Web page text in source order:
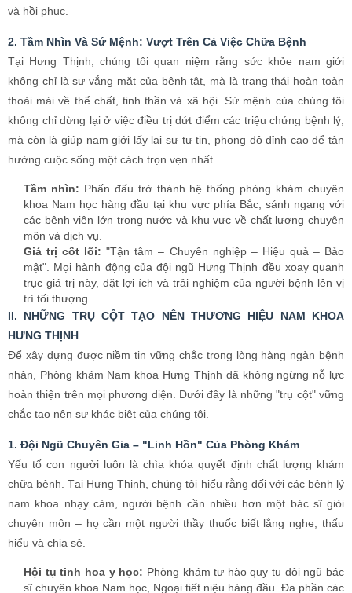
khoa Nam học hàng đầu tại khu vực phía Bắc, sánh ngang với
môn và dịch vụ.
Giá trị cốt lõi:"Tận tâm – Chuyên nghiệp – Hiệu quả – Bảo
mật". Mọi hành động của đội ngũ Hưng Thịnh đều xoay quanh
trí tối thượng.
II. NHỮNG TRỤ CỘT TẠO NÊN THƯƠNG HIỆU NAM KHOA
HƯNG THỊNH
Để xây dựng được niềm tin vững chắc trong lòng hàng ngàn bệnh
nhân, Phòng khám Nam khoa Hưng Thịnh đã không ngừng nỗ lực
hoàn thiện trên mọi phương diện. Dưới đây là những "trụ cột" vững
chắc tạo nên sự khác biệt của chúng tôi.
1. Đội Ngũ Chuyên Gia – "Linh Hồn" Của Phòng Khám
Yếu tố con người luôn là chìa khóa quyết định chất lượng khám
chữa bệnh. Tại Hưng Thịnh, chúng tôi hiểu rằng đối với các bệnh lý
nam khoa nhạy cảm, người bệnh cần nhiều hơn một bác sĩ giỏi
chuyên môn – họ cần một người thầy thuốc biết lắng nghe, thấu
hiểu và chia sẻ.
Hội tụ tinh hoa y học:Phòng khám tự hào quy tụ đội ngũ bác
sĩ chuyên khoa Nam học, Ngoại tiết niệu hàng đầu. Đa phần các
bác sĩ tại đây đều có hàm học vị cao (Tiến sĩ, Thạc sĩ, Bác sĩ
trọng (Trưởng khoa, Phó khoa) tại các bệnh viện công lập tuyến
Trung ương lớn như: Bệnh viện Bạch Mai, Bệnh viện Việt Đức,
Bệnh viện Quân y 103, Bệnh viện Xanh Pôn...
Kinh nghiệm thực chiến dày dặn:Với hàng chục năm kinh
nghiệm lâm sàng, các bác sĩ đã tiếp nhận và điều trị thành công
cho hàng ngàn ca bệnh nam khoa từ đơn giản đến phức tạp,
bao gồm cả những ca bệnh tái phát nhiều lần ở nơi khác.
Thịnh còn giàu y đức. Họ luôn giữ thái độ ân cần, nhẹ nhàng,
sẵn sàng giải đáp mọi thắc mắc thầm kín nhất của người bệnh,